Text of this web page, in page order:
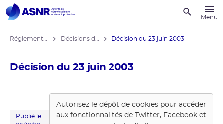
Menu
Décision du 23 juin 2003
Décision du 23 juin 2003
Publié le
Autorisez le dépôt de cookies pour accéder
aux fonctionnalités deTwitter, Facebook et